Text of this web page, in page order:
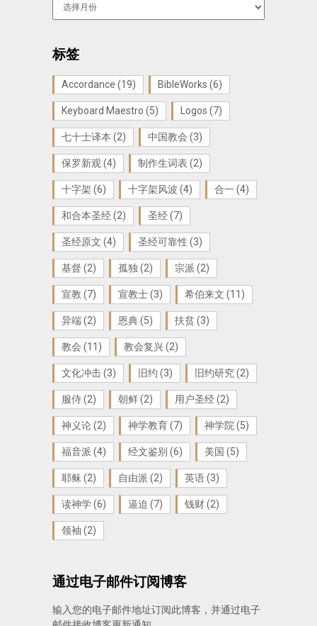
标签
Accordance (19) BibleWorks (6)
Keyboard Maestro (5) Logos (7)
七十士译本 (2) 中国教会 (3)
保罗新观 (4) 制作生词表 (2)
十字架 (6) 十字架风波 (4) 合一(4)
和合本圣经(2) 圣经(7)
圣经原文 (4) 圣经可靠性 (3)
基督 (2) 孤独 (2) 宗派 (2)
宣教 (7) 宣教士(3) 希伯来文 (11)
异端(2) 恩典(5) 扶贫 (3)
教会 (11) 教会复兴(2)
文化冲击(3) 旧约 (3) 旧约研究(2)
服侍(2) 朝鲜(2) 用户圣经(2)
神义论(2) 神学教育(7) 神学院 (5)
福音派 (4) 经文鉴别 (6) 美国 (5)
耶稣 (2) 自由派 (2) 英语(3)
读神学(6) 逼迫 (7) 钱财(2)
领袖 (2)
通过电子邮件订阅博客
输入您的电子邮件地址订阅此博客，并通过电子